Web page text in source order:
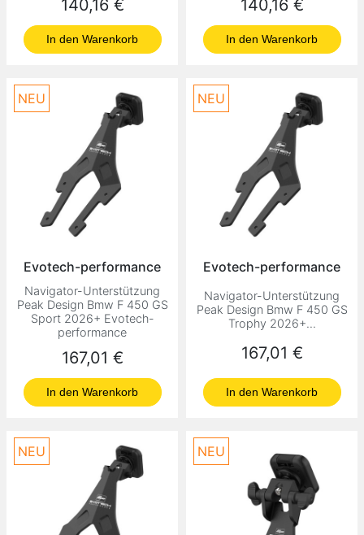
140,16 €
In den Warenkorb
140,16 €
In den Warenkorb
Evotech-performance
Navigator-Unterstützung
Peak Design Bmw F 450 GS
Sport 2026+ Evotech-
performance
Preis
167,01 €
In den Warenkorb
NEU
Evotech-performance
Navigator-Unterstützung
Peak Design Bmw F 450 GS
Trophy 2026+...
Preis
167,01 €
In den Warenkorb
NEU
NEU NEU